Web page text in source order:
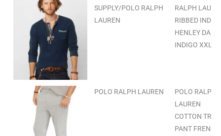
SUPPLY/POLO RALPH
LAUREN
RALPH
RIBBED
HENLEY DARK
INDIGO XXL
POLO RALPH LAUREN
POLO RALPH
LAUREN
COTTON
PANT FRENCH